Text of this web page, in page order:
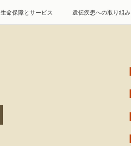
生命保障とサービス 遺伝疾患への取り組み